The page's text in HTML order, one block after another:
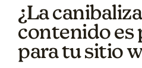
¿La
contenido es
para tu sitio